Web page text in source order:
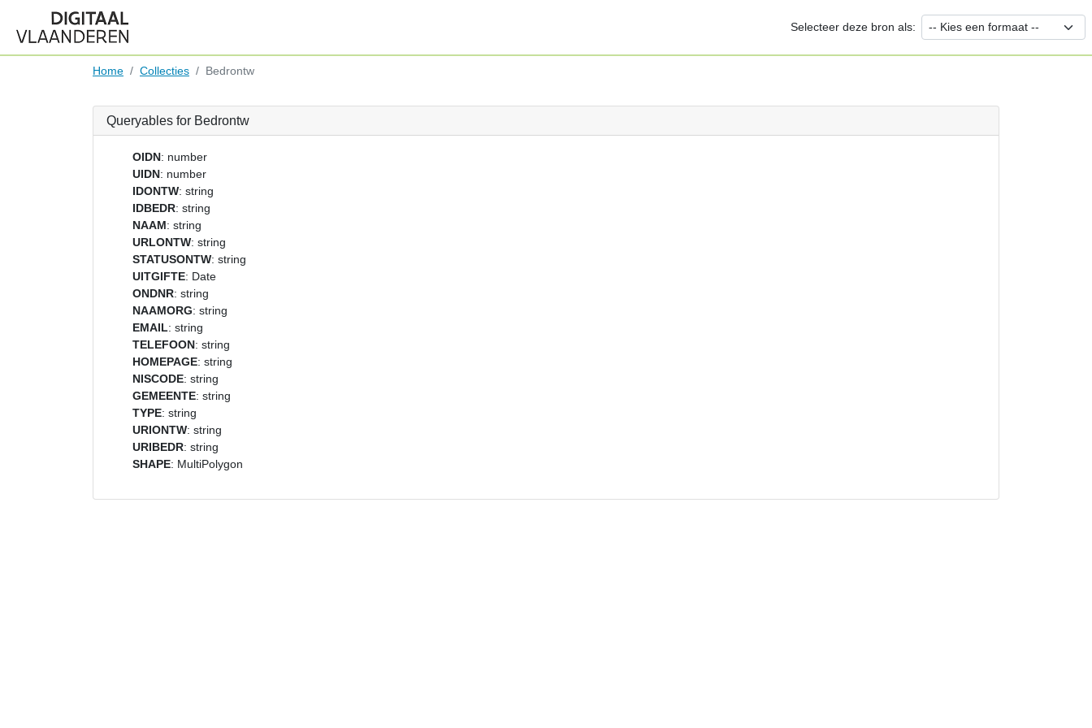
Selecteer deze bron als:
Home Collecties Bedrontw
Queryables for Bedrontw
OIDN: number
UIDN: number
IDONTW: string
IDBEDR: string
NAAM: string
URLONTW: string
STATUSONTW: string
UITGIFTE: Date
ONDNR: string
NAAMORG: string
EMAIL: string
TELEFOON: string
HOMEPAGE: string
NISCODE: string
GEMEENTE: string
TYPE: string
URIONTW: string
URIBEDR: string
SHAPE: MultiPolygon